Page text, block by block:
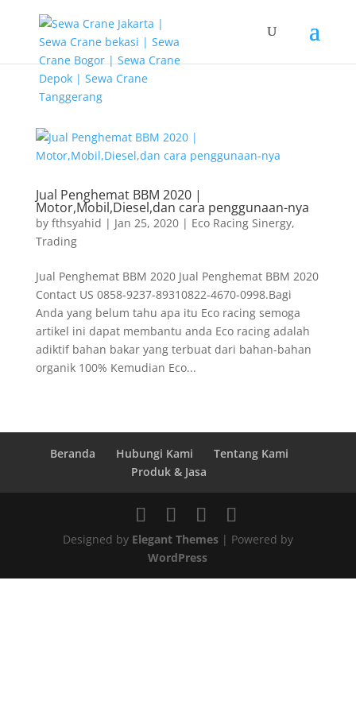
Jual Penghemat BBM 2020 |
Motor,Mobil,Diesel,dan cara penggunaan-nya
by fthsyahid | Jan 25, 2020| Eco Racing Sinergy,
Trading
Jual Penghemat BBM 2020 Jual Penghemat BBM 2020
Contact US 0858-9237-89310822-4670-0998.Bagi
Anda yang belum tahu apa itu Eco racing semoga
artikel ini dapat membantu anda Eco racing adalah
adiktif bahan bakar yang terbuat dari bahan-bahan
organik 100% Kemudian Eco...
Beranda Hubungi Kami
Tentang Kami
Produk & Jasa
Designed by Elegant Themes| Powered by
WordPress